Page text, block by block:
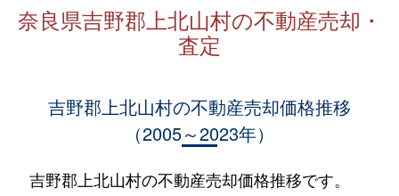
奈良県吉野郡上北山村の不動産売却・
査定
吉野郡上北山村の不動産売却価格推移
（2005～2023年）
吉野郡上北山村の不動産売却価格推移です。